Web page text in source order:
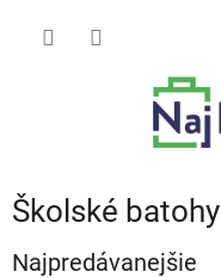
Školské batohy
Najpredávanejšie